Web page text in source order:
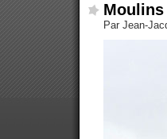
Par Jean-